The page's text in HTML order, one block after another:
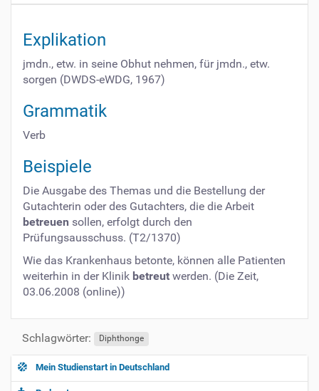
Explikation
jmdn., etw. in seine Obhut nehmen, für jmdn., etw.
sorgen (DWDS-eWDG, 1967)
Grammatik
Verb
Beispiele
Die Ausgabe des Themas und die Bestellung der
Gutachterin oder des Gutachters, die die Arbeit
betreuen sollen, erfolgt durch den
Prüfungsausschuss. (T2/1370)
Wie das Krankenhaus betonte, können alle Patienten
weiterhin in der Klinik betreut werden. (Die Zeit,
03.06.2008 (online))
Schlagwörter: Diphthonge
N
Mein Studienstart in Deutschland